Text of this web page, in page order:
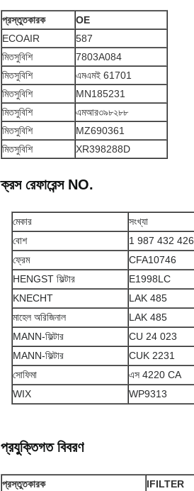
প্রস্তুতকারক
OE
ECOAIR
587
মিতসুবিশি
7803A084
মিতসুবিশি
এমএমই 61701
মিতসুবিশি
MN185231
মিতসুবিশি
এমআর৩৯৮২৮৮
মিতসুবিশি
MZ690361
মিতসুবিশি
XR398288D
ক্রস রেফারেন্স NO.
মেকার
সংখ্যা
বোশ
1 987 432 426
ফ্রেম
CFA10746
HENGST ফিল্টার
E1998LC
KNECHT
LAK 485
মাহেল অরিজিনাল
LAK 485
MANN-ফিল্টার
CU 24 023
MANN-ফিল্টার
CUK 2231
সোফিমা
এস 4220 CA
WIX
WP9313
প্রযুক্তিগত বিবরণ
প্রস্তুতকারক
IFILTER